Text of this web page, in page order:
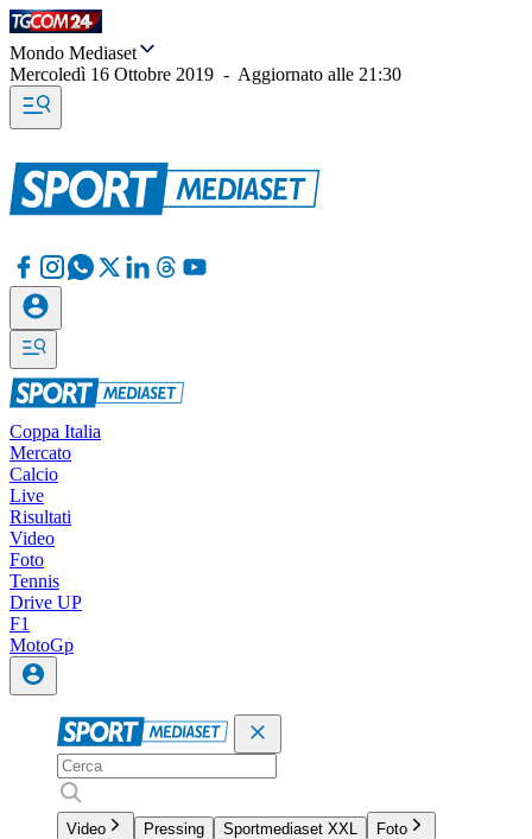
Mondo Mediaset
Mercoledì 16 Ottobre 2019 - Aggiornato alle 21:30
Coppa Italia
Mercato
Calcio
Live
Risultati
Video
Foto
Tennis
Drive UP
F1
MotoGp
Video Pressing Sportmediaset XXL
Foto